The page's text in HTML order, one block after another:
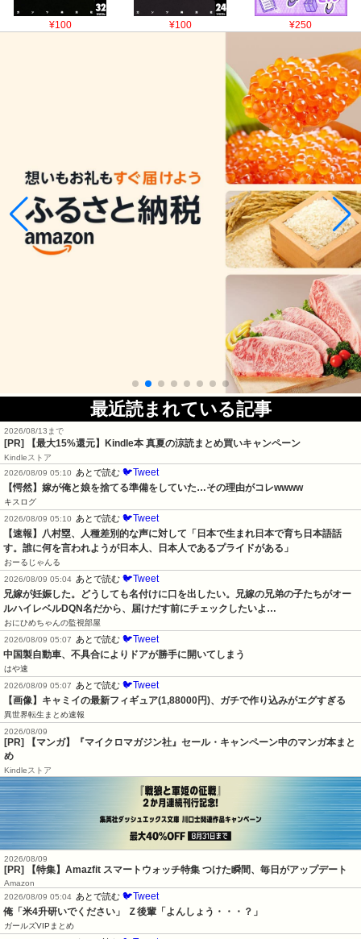
¥100 ¥100 ¥250
最近読まれている記事
2026/08/13まで
[PR] 【最大15%還元】Kindle本 真夏の涼読まとめ買いキャンペーン
Kindleストア
2026/08/09 05:10
あとで読む 🐦Tweet
【愕然】嫁が俺と娘を捨てる準備をしていた…その理由がコレwwww
キスログ
2026/08/09 05:10
あとで読む 🐦Tweet
【速報】八村塁、人種差別的な声に対して「日本で生まれ日本で育ち日本語話
す。誰に何を言われようが日本人、日本人であるプライドがある」
おーるじゃんる
2026/08/09 05:04 あとで読む 🐦Tweet
兄嫁が妊娠した。どうしても名付けに口を出したい。兄嫁の兄弟の子たちがオー
ルハイレベルDQN名だから、届けだす前にチェックしたいよ…
おにひめちゃんの監視部屋
2026/08/09 05:07
あとで読む 🐦Tweet
中国製自動車、不具合によりドアが勝手に開いてしまう
はや速
2026/08/09 05:07
あとで読む 🐦Tweet
【画像】キャミイの最新フィギュア(1,88000円)、ガチで作り込みがエグすぎる
異世界転生まとめ速報
2026/08/09
[PR] 【マンガ】『マイクロマガジン社』セール・キャンペーン中のマンガ本まと
め
Kindleストア
2026/08/09
[PR] 【特集】Amazfit スマートウォッチ特集 つけた瞬間、毎日がアップデート
Amazon
2026/08/09 05:04 あとで読む 🐦Tweet
俺「米4升研いでください」 Ｚ後輩「よんしょう・・・？」
ガールズVIPまとめ